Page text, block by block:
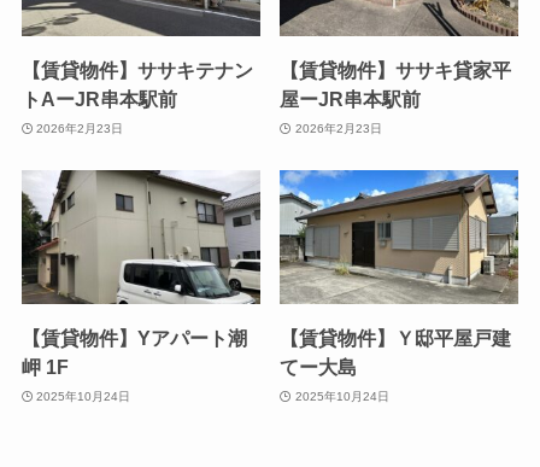
【賃貸物件】ササキテナン
トAーJR串本駅前
2026年2月23日
【賃貸物件】ササキ貸家平
屋ーJR串本駅前
2026年2月23日
【賃貸物件】Yアパート潮
岬 1F
2025年10月24日
【賃貸物件】Ｙ邸平屋戸建
てー大島
2025年10月24日